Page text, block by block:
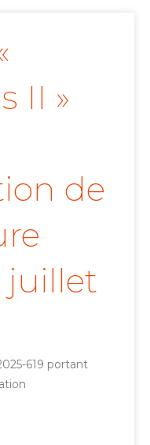
II »
de
juillet
619 portant